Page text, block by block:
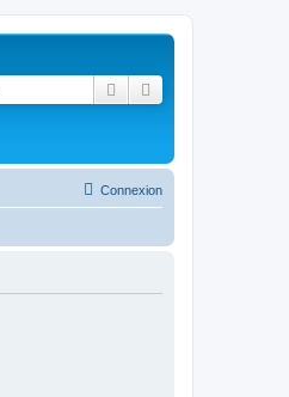
Rechercher
Connexion